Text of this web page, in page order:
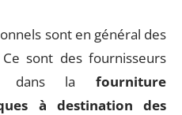
sont en général des
sont des fournisseurs
dans la fourniture
à destination des